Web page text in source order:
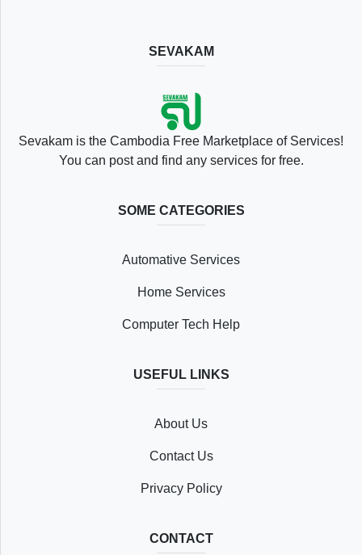
SEVAKAM
Sevakam is the Cambodia Free Marketplace of Services!
You can post and find any services for free.
SOME CATEGORIES
Automative Services
Home Services
Computer Tech Help
USEFUL LINKS
About Us
Contact Us
Privacy Policy
CONTACT